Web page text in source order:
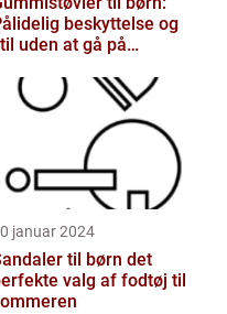
beskyttelse og
uden at gå på
januar 2024
til børn det
valg af fodtøj til